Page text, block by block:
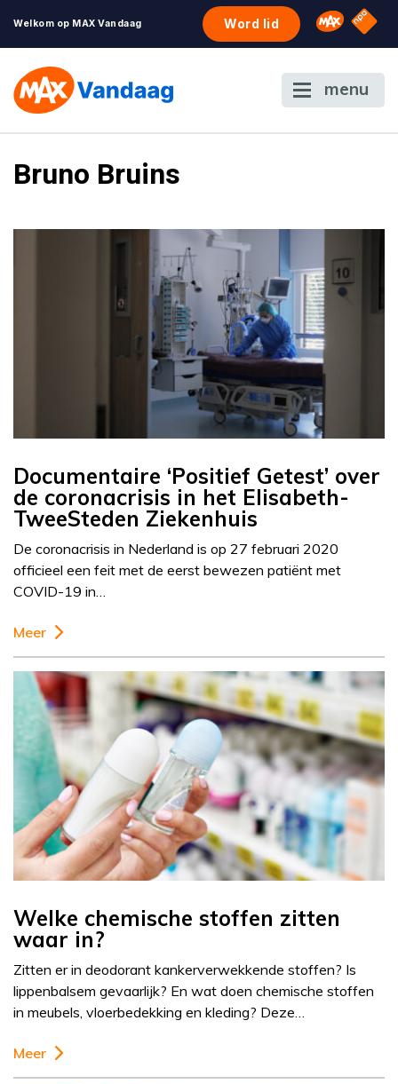
Welkom op MAX Vandaag Word lid Omroep
NPO
menu
Bruno Bruins
Documentaire ‘Positief Getest’ over
de coronacrisis in het Elisabeth-
TweeSteden Ziekenhuis
De coronacrisis in Nederland is op 27 februari 2020
officieel een feit met de eerst bewezen patiënt met
COVID-19 in…
Meer
Welke chemische stoffen zitten
waar in?
Zitten er in deodorant kankerverwekkende stoffen? Is
lippenbalsem gevaarlijk? En wat doen chemische stoffen
in meubels, vloerbedekking en kleding? Deze…
Meer